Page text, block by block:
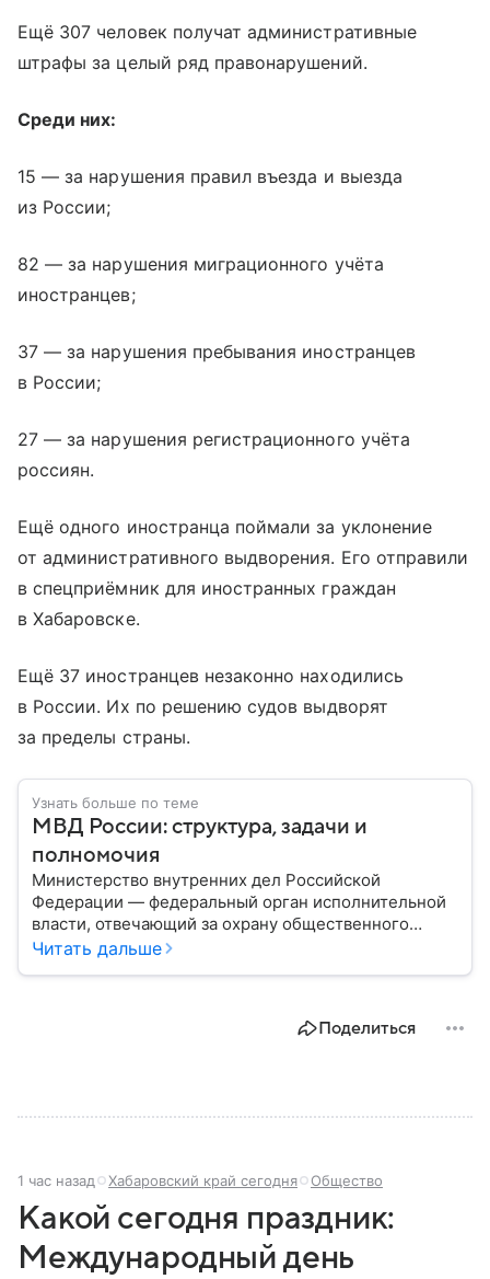
Ещё 307 человек получат административные
штрафы за целый ряд правонарушений.
Среди них:
15 — за нарушения правил въезда и выезда
из России;
82 — за нарушения миграционного учёта
иностранцев;
37 — за нарушения пребывания иностранцев
в России;
27 — за нарушения регистрационного учёта
россиян.
Ещё одного иностранца поймали за уклонение
от административного выдворения. Его отправили
в спецприёмник для иностранных граждан
в Хабаровске.
Ещё 37 иностранцев незаконно находились
в России. Их по решению судов выдворят
за пределы страны.
Узнать больше по теме
МВД России: структура, задачи и
полномочия
Министерство внутренних дел Российской
Федерации — федеральный орган исполнительной
власти, отвечающий за охрану общественного
порядка, борьбу с преступностью, обеспечение
России, какие задачи выполняет министерство, как
Читать дальше
Поделиться
1 час назад Хабаровский край сегодня Общество
Какой сегодня праздник:
Международный день